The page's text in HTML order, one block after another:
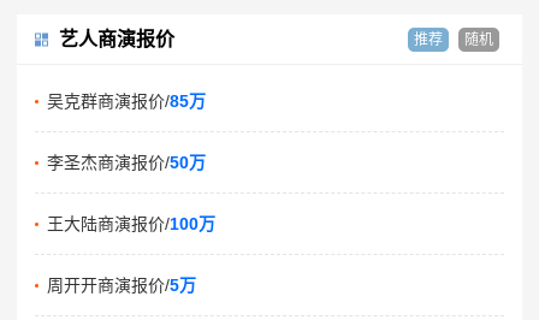
艺人商演报价 推荐 随机
吴克群商演报价/85万
李圣杰商演报价/50万
王大陆商演报价/100万
周开开商演报价/5万